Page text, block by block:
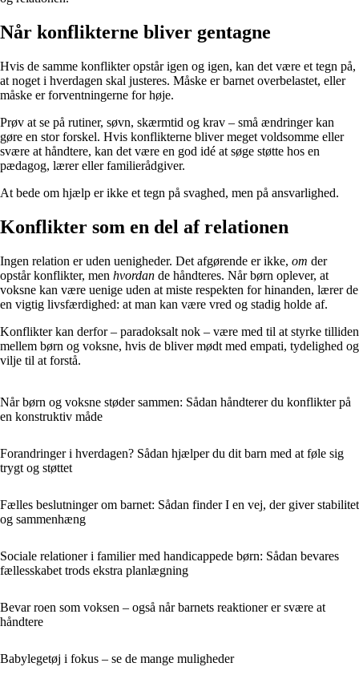
Når konflikterne bliver gentagne
Hvis de samme konflikter opstår igen og igen, kan det være et tegn på,
at noget i hverdagen skal justeres. Måske er barnet overbelastet, eller
måske er forventningerne for høje.
Prøv at se på rutiner, søvn, skærmtid og krav – små ændringer kan
gøre en stor forskel. Hvis konflikterne bliver meget voldsomme eller
svære at håndtere, kan det være en god idé at søge støtte hos en
pædagog, lærer eller familierådgiver.
At bede om hjælp er ikke et tegn på svaghed, men på ansvarlighed.
Konflikter som en del af relationen
Ingen relation er uden uenigheder. Det afgørende er ikke, om der
opstår konflikter, men hvordan de håndteres. Når børn oplever, at
voksne kan være uenige uden at miste respekten for hinanden, lærer de
en vigtig livsfærdighed: at man kan være vred og stadig holde af.
Konflikter kan derfor – paradoksalt nok – være med til at styrke tilliden
mellem børn og voksne, hvis de bliver mødt med empati, tydelighed og
vilje til at forstå.
Når børn og voksne støder sammen: Sådan håndterer du konflikter på
en konstruktiv måde
Forandringer i hverdagen? Sådan hjælper du dit barn med at føle sig
trygt og støttet
Fælles beslutninger om barnet: Sådan finder I en vej, der giver stabilitet
og sammenhæng
Sociale relationer i familier med handicappede børn: Sådan bevares
fællesskabet trods ekstra planlægning
Bevar roen som voksen – også når barnets reaktioner er svære at
håndtere
Babylegetøj i fokus – se de mange muligheder